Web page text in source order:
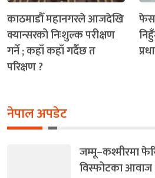
काठमाडौँ महानगरले आजदेखि
क्यान्सरको निःशुल्क परीक्षण
गर्ने ; कहाँ कहाँ गर्दैछ त
परिक्षण ?
नेपाल अपडेट
जम्मू–कश्मीरमा
विस्फोटका आवाज